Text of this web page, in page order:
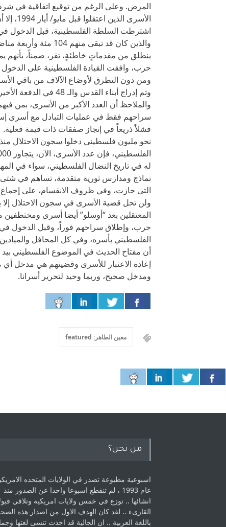
الأسرى الذين اعتقلوا قبل مايو/ أيار 1994، إلا أن شيئا من ذلك لم يحدث.
اشترطت السلطة الفلسطينية، قبل الدخول
والذين كان قد تبقى
ينطلق من مقدماتٍ خاطئةٍ، تقر، ضمناً،
حرب، وافقت القيادة الفلسطينية على
ومن دون التطرق لأوضاع الآلاف من باقي
وتم إدراج أبناء
والملاحظ أن العدد الأكبر من الأسرى، بمن
سراحهم فقط في عمليات التبادل مع أسرى
فشلاً ذريعاً في إنجاز صفقات ذات قيمة فعلية.
له في تاريخ النضال الفلسطيني، سواء في
نماذج ومدارس ثورية متقدمة، تساهم في
التى حازت، وفي ظروف الانقسام، على إجماع
ولن تحل قضية الأسرى في سجون الاحتلال إلا
المعتقلين بعد “أوسلو” أيضا أسرى
حرب، وإطلاق سراحهم فوراً، وقبل الدخول
الفلسطيني بأسره، وفي كل المحافل
أن مفتاح الحديث في الموضوع الفلسطيني
إعادة الاعتبار للأسرى وقضيتهم هي مدخل
ومدخل صحيح، وربما وحيد لتحرير أسرانا.
معين الطاهر: featured
من نحن؟
اسبوعية مطبوعة تصدر في الولايات المتحده
عام 1993 ، لم ‏تنقطع اسبوعا واحدا عن الصدور منذ
انشائها .. توزع في خمس ولايات امريكية ‏وتلاقي
القارىء ..‏ لقد كان الهدف الاول من اصدار هذه
باللغة العربية .. ان الجالية قد اخذت ‏تنسى لغتها